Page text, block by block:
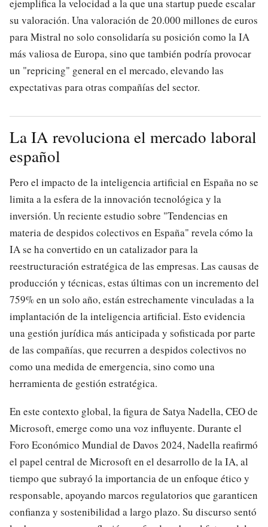
ejemplifica la velocidad a la que una startup puede escalar
su valoración. Una valoración de 20.000 millones de euros
para Mistral no solo consolidaría su posición como la IA
más valiosa de Europa, sino que también podría provocar
un "repricing" general en el mercado, elevando las
expectativas para otras compañías del sector.
La IA revoluciona el mercado laboral
español
Pero el impacto de la inteligencia artificial en España no se
limita a la esfera de la innovación tecnológica y la
inversión. Un reciente estudio sobre "Tendencias en
materia de despidos colectivos en España" revela cómo la
IA se ha convertido en un catalizador para la
reestructuración estratégica de las empresas. Las causas de
producción y técnicas, estas últimas con un incremento del
759% en un solo año, están estrechamente vinculadas a la
implantación de la inteligencia artificial. Esto evidencia
una gestión jurídica más anticipada y sofisticada por parte
de las compañías, que recurren a despidos colectivos no
como una medida de emergencia, sino como una
herramienta de gestión estratégica.
En este contexto global, la figura de Satya Nadella, CEO de
Microsoft, emerge como una voz influyente. Durante el
Foro Económico Mundial de Davos 2024, Nadella reafirmó
el papel central de Microsoft en el desarrollo de la IA, al
tiempo que subrayó la importancia de un enfoque ético y
responsable, apoyando marcos regulatorios que garanticen
confianza y sostenibilidad a largo plazo. Su discurso sentó